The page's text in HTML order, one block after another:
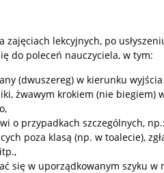
zajęciach lekcyjnych, po
do poleceń nauczyciela, w tym:
(dwuszereg) w kierunku wyjścia
żwawym krokiem (nie biegiem)
o przypadkach szczególnych,
poza klasą (np. w toalecie),
się w uporządkowanym szyku w